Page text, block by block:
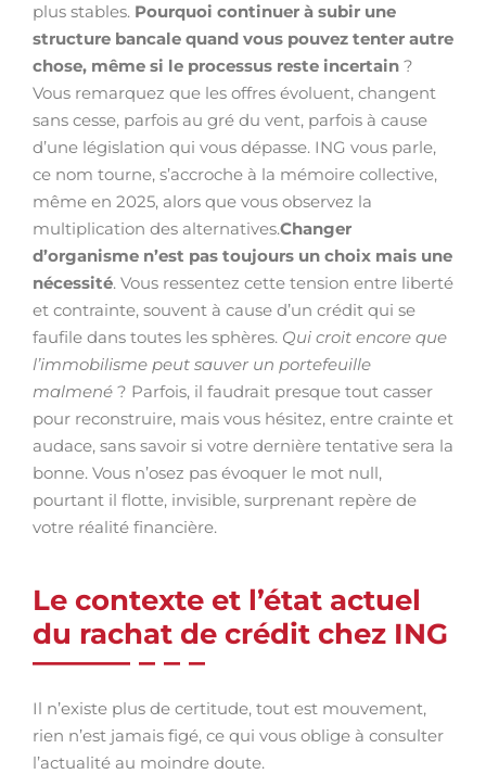
plus stables. Pourquoi continuer à subir une
structure bancale quand vous pouvez tenter autre
chose, même si le processus reste incertain ?
Vous remarquez que les offres évoluent, changent
sans cesse, parfois au gré du vent, parfois à cause
d’une législation qui vous dépasse. ING vous parle,
ce nom tourne, s’accroche à la mémoire collective,
même en 2025, alors que vous observez la
multiplication des alternatives.Changer
d’organisme n’est pas toujours un choix mais une
nécessité. Vous ressentez cette tension entre liberté
et contrainte, souvent à cause d’un crédit qui se
faufile dans toutes les sphères. Qui croit encore que
l’immobilisme peut sauver un portefeuille
malmené ? Parfois, il faudrait presque tout casser
pour reconstruire, mais vous hésitez, entre crainte et
audace, sans savoir si votre dernière tentative sera la
bonne. Vous n’osez pas évoquer le mot null,
pourtant il flotte, invisible, surprenant repère de
votre réalité financière.
Le contexte et l’état actuel
du rachat de crédit chez ING
Il n’existe plus de certitude, tout est mouvement,
rien n’est jamais figé, ce qui vous oblige à consulter
l’actualité au moindre doute.